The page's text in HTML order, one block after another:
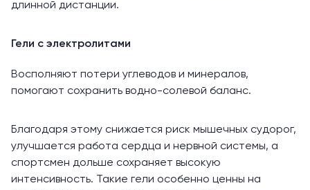
длинной дистанции.
Гели с электролитами
Восполняют потери углеводов и минералов,
помогают сохранить водно-солевой баланс.
Благодаря этому снижается риск мышечных судорог,
улучшается работа сердца и нервной системы, а
спортсмен дольше сохраняет высокую
интенсивность. Такие гели особенно ценны на